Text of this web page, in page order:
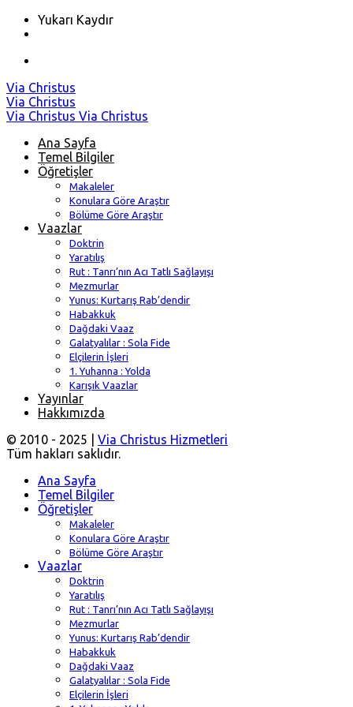
Yukarı Kaydır
Skip
to
content
Via Christus
Via Christus
Via Christus Via Christus
Ana Sayfa
Temel Bilgiler
Öğretişler
Makaleler
Konulara Göre Araştır
Bölüme Göre Araştır
Vaazlar
Doktrin
Yaratılış
Rut : Tanrı’nın Acı Tatlı Sağlayışı
Mezmurlar
Yunus: Kurtarış Rab’dendir
Habakkuk
Dağdaki Vaaz
Galatyalılar : Sola Fide
Elçilerin İşleri
1. Yuhanna : Yolda
Karışık Vaazlar
Yayınlar
Hakkımızda
© 2010 - 2025 | Via Christus Hizmetleri
Tüm hakları saklıdır.
Ana Sayfa
Temel Bilgiler
Öğretişler
Makaleler
Konulara Göre Araştır
Bölüme Göre Araştır
Vaazlar
Doktrin
Yaratılış
Rut : Tanrı’nın Acı Tatlı Sağlayışı
Mezmurlar
Yunus: Kurtarış Rab’dendir
Habakkuk
Dağdaki Vaaz
Galatyalılar : Sola Fide
Elçilerin İşleri